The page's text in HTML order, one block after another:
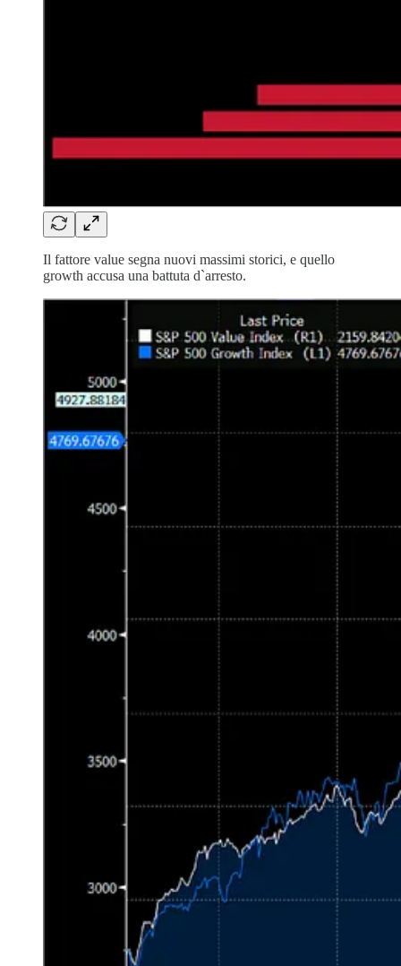
Il fattore value segna nuovi massimi storici, e quello
growth accusa una battuta d`arresto.